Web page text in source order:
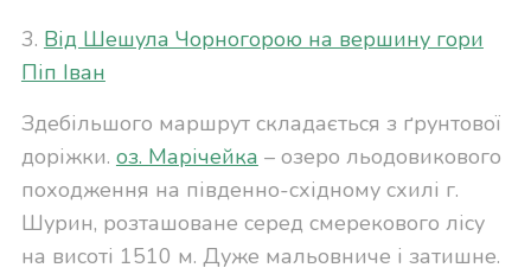
3. Від Шешула Чорногорою на вершину гори
Піп Іван
Здебільшого маршрут складається з ґрунтової
доріжки. оз. Марічейка – озеро льодовикового
походження на південно-східному схилі г.
Шурин, розташоване серед смерекового лісу
на висоті 1510 м. Дуже мальовниче і затишне.